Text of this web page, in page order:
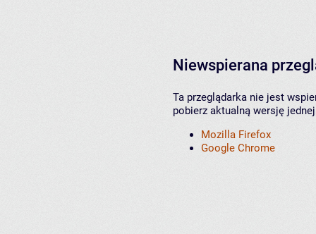
Niewspierana
Ta przeglądarka nie jest
pobierz aktualną wersję
Mozilla Firefox
Google Chrome